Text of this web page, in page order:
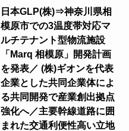
日本GLP(株)⇒神奈川県相
模原市での3温度帯対応マ
ルチテナント型物流施設
「Marq 相模原」開発計画
を発表／ (株)ギオンを代表
企業とした共同企業体によ
る共同開発で産業創出拠点
強化へ／主要幹線道路に囲
まれた交通利便性高い立地